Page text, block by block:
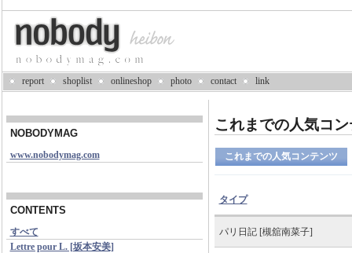
report shoplist onlineshop photo contact link
NOBODYMAG
www.nobodymag.com
CONTENTS
すべて
Lettre pour L. [坂本安美]
これまでの人気コ
これまでの人気コンテンツ
タイプ
パリ日記 [槻舘南菜子]